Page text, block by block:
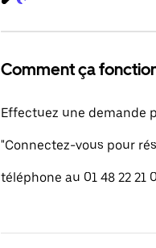
Comment ça
Effectuez une demande
"Connectez-vous pour
téléphone au 01 48 22 21